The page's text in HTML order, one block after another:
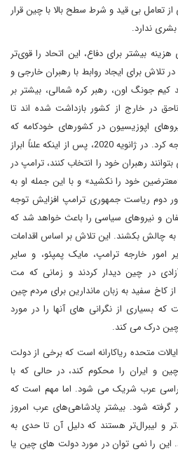
از تعامل بی قید و شرط سطح بالا با چین قرار
ندارد.
بیشتر برای دفاع، این اتحاد را قوی‌تر
تلاش برای ایجاد روابط با رهبران خارجی و
کیم جونگ اون، رهبر کره شمالی، بیشتر بر
در خارج از کشور بازداشت شده اند تا
اپوزیسیون در کشورهای خودکامه که
رقبای ایالات متحده هستند هم توجه کرد. در ژانویه 2020، پس از اینکه علناً ابراز
رهبران خود را انتخاب کنند، ترامپ در
خود را نکشید» و با این جمله او به
دوم ریاست جمهوری ترامپ افزایش توجه
و نیروهای سیاسی را باعث خواهد شد که
به چالش بکشند. این تلاش بر اساس اقدامات
امور خارجه ترامپ، مایک پمپئو، و سایر
در چین دیدار کردند و زمانی که مت
کاخ سفید به زبان ماندارین برای مردم چین
بسیاری از نگرانی های آنها را در مورد
درک می کند.
متحده ریاکارانه است که برخی از دولت
و ایران را محکوم کند، در حالی که با
عرب شریک می شود. اما مهم است که
گرفته شود. بیشتر پادشاهی‌های عرب امروز
پیش آزادتر و لیبرال‌تر هستند که دلیل آن تا حدی به
این را نمی توان در مورد دولت های چین یا